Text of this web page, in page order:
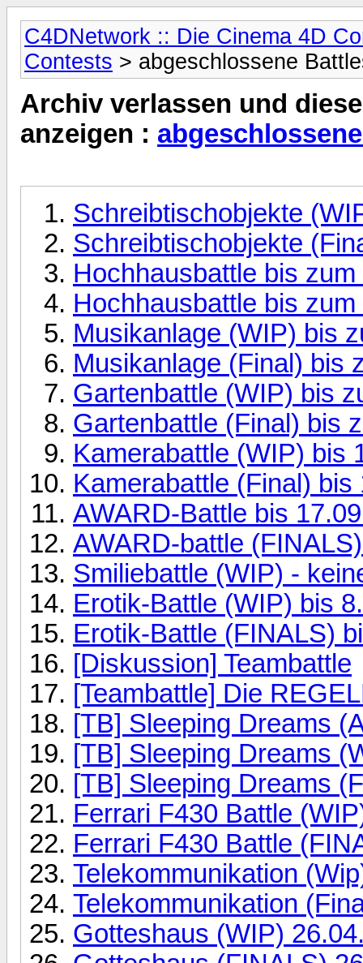
C4DNetwork :: Die Cinema 4D
Contests > abgeschlossene
Archiv verlassen und
anzeigen :
Schreibtischobjekte
Schreibtischobjekte
Hochhausbattle bis zum
Hochhausbattle bis
Musikanlage (WIP) bis
Musikanlage (Final) bis
Gartenbattle (WIP) bis
Gartenbattle (Final) bis
Kamerabattle (WIP) bis
Kamerabattle (Final) bis
AWARD-Battle bis
AWARD-battle
Smiliebattle (WIP) -
Erotik-Battle (WIP) bis
Erotik-Battle (FINALS)
[Diskussion] Teambattle
[Teambattle] Die
[TB] Sleeping Dreams
[TB] Sleeping Dreams
[TB] Sleeping Dreams
Ferrari F430 Battle
Ferrari F430 Battle
Telekommunikation
Telekommunikation
Gotteshaus (WIP)